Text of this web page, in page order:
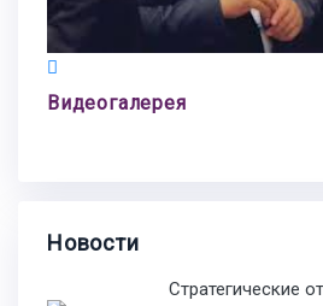
Видеогалерея
Новости
Стратегические